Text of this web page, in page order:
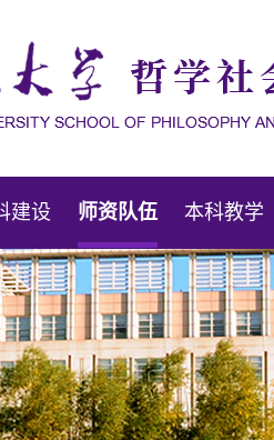
建设 师资队伍 本科教学